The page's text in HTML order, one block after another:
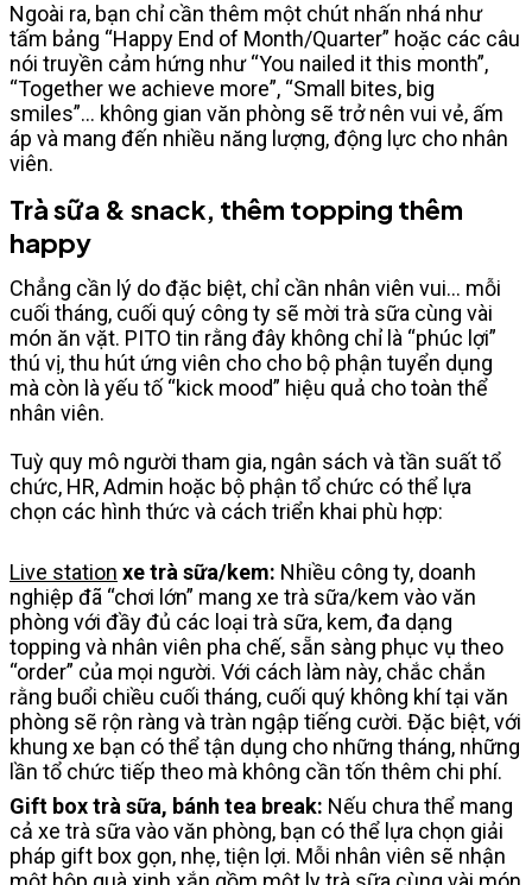
Ngoài ra, bạn chỉ cần thêm một chút nhấn nhá như
tấm bảng “Happy End of Month/Quarter” hoặc các câu
nói truyền cảm hứng như “You nailed it this month”,
“Together we achieve more”, “Small bites, big
smiles”... không gian văn phòng sẽ trở nên vui vẻ, ấm
áp và mang đến nhiều năng lượng, động lực cho nhân
viên.
Trà sữa & snack, thêm topping thêm
happy
Chẳng cần lý do đặc biệt, chỉ cần nhân viên vui… mỗi
cuối tháng, cuối quý công ty sẽ mời trà sữa cùng vài
món ăn vặt. PITO tin rằng đây không chỉ là “phúc lợi”
thú vị, thu hút ứng viên cho cho bộ phận tuyển dụng
mà còn là yếu tố “kick mood” hiệu quả cho toàn thể
nhân viên.
Tuỳ quy mô người tham gia, ngân sách và tần suất tổ
chức, HR, Admin hoặc bộ phận tổ chức có thể lựa
chọn các hình thức và cách triển khai phù hợp:
Live station xe trà sữa/kem: Nhiều công ty, doanh
nghiệp đã “chơi lớn” mang xe trà sữa/kem vào văn
phòng với đầy đủ các loại trà sữa, kem, đa dạng
topping và nhân viên pha chế, sẵn sàng phục vụ theo
“order” của mọi người. Với cách làm này, chắc chắn
rằng buổi chiều cuối tháng, cuối quý không khí tại văn
phòng sẽ rộn ràng và tràn ngập tiếng cười. Đặc biệt, với
khung xe bạn có thể tận dụng cho những tháng, những
lần tổ chức tiếp theo mà không cần tốn thêm chi phí.
Gift box trà sữa, bánh tea break: Nếu chưa thể mang
cả xe trà sữa vào văn phòng, bạn có thể lựa chọn giải
pháp gift box gọn, nhẹ, tiện lợi. Mỗi nhân viên sẽ nhận